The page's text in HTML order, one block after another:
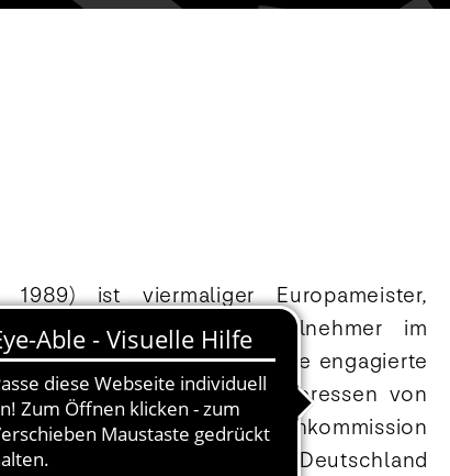
1989) ist viermaliger Europameister,
und dreifacher Olympiateilnehmer im
Athletenkarriere engagierte
für die Stärkung der Interessen von
Vorsitzender der Athletenkommission
von „Athleten Deutschland